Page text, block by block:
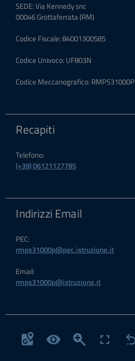
SEDE: Via Kennedy snc
00046 Grottaferrata (RM)
Codice Fiscale: 84001300585
Codice Univoco: UF803N
Codice Meccanografico: RMPS31000P
Recapiti
Telefono:
(+39) 06121127785
Indirizzi Email
PEC:
rmps31000p@pec.istruzione.it
Email:
rmps31000p@istruzione.it